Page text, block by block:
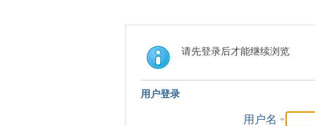
请先登录后才能继续浏览
用户登录
用户名